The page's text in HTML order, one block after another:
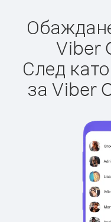
Viber
След
за Viber